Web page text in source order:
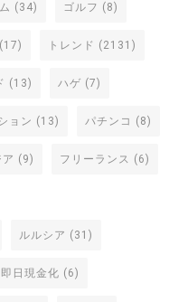
(34) ゴルフ (8)
(17) トレンド (2131)
(13) ハゲ (7)
ョン (13) パチンコ (8)
(9) フリーランス (6)
ルルシア (31)
即日現金化 (6)